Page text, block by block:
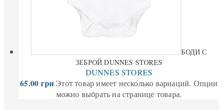
БОДИ С
ЗЕБРОЙ DUNNES STORES
DUNNES STORES
65.00грн Этот товар имеет несколько вариаций. Опции
можно выбрать на странице товара.